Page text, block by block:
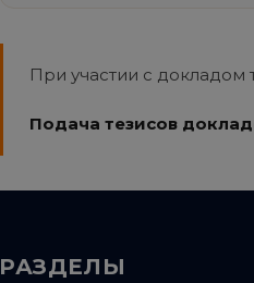
При участии с докладом
Подача тезисов
РАЗДЕЛЫ